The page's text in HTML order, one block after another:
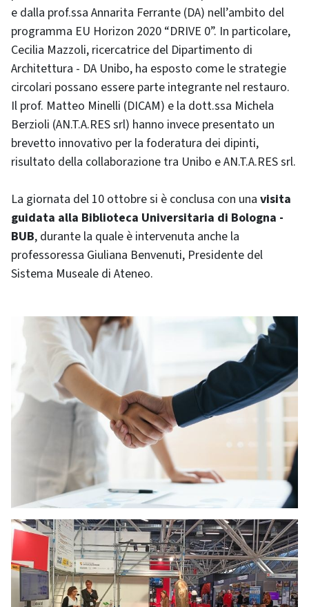
e dalla prof.ssa Annarita Ferrante (DA) nell’ambito del
programma EU Horizon 2020 “DRIVE 0”. In particolare,
Cecilia Mazzoli, ricercatrice del Dipartimento di
Architettura - DA Unibo, ha esposto come le strategie
circolari possano essere parte integrante nel restauro.
Il prof. Matteo Minelli (DICAM) e la dott.ssa Michela
Berzioli (AN.T.A.RES srl) hanno invece presentato un
brevetto innovativo per la foderatura dei dipinti,
risultato della collaborazione tra Unibo e AN.T.A.RES srl.
La giornata del 10 ottobre si è conclusa con una visita
guidata alla Biblioteca Universitaria di Bologna -
BUB, durante la quale è intervenuta anche la
professoressa Giuliana Benvenuti, Presidente del
Sistema Museale di Ateneo.